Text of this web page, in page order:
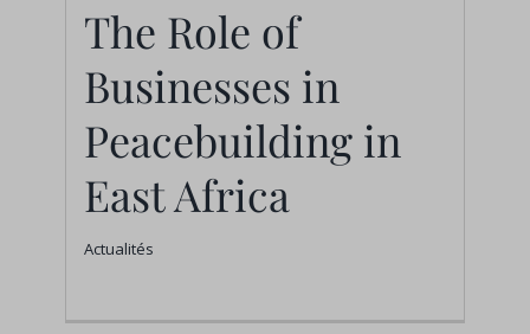
The Role of
Businesses in
Peacebuilding in East
Africa
The Role of
Businesses in
Peacebuilding in
East Africa
Actualités